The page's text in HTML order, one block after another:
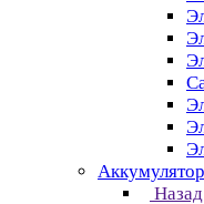
Назад